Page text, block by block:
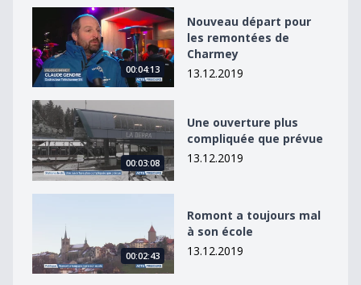
Nouveau départ pour les remontées de Charmey
00:04:13
Nouveau départ pour
les remontées de
Charmey
13.12.2019
Une ouverture plus compliquée que prévue
00:03:08
Une ouverture plus
compliquée que prévue
13.12.2019
00:02:43
Romont a toujours mal
à son école
13.12.2019